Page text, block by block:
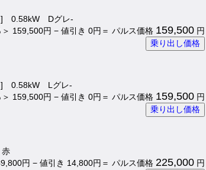
] 0.58kW Dグレ-
159,500円 − 値引き 0円＝ パルス価格 159,500 円
乗り出し価格
] 0.58kW Lグレ-
159,500円 − 値引き 0円＝ パルス価格 159,500 円
乗り出し価格
円 − 値引き 14,800円＝ パルス価格 225,000 円